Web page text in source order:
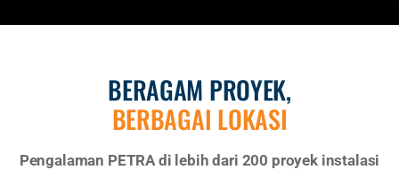
BERAGAM PROYEK,
BERBAGAI LOKASI
Pengalaman PETRA di lebih dari 200 proyek instalasi